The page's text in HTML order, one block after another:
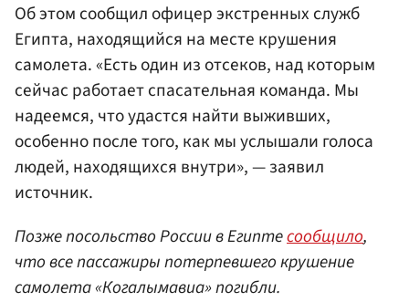
Об этом сообщил офицер экстренных служб
Египта, находящийся на месте крушения
самолета. «Есть один из отсеков, над которым
сейчас работает спасательная команда. Мы
надеемся, что удастся найти выживших,
особенно после того, как мы услышали голоса
людей, находящихся внутри», — заявил
источник.
Позже посольство России в Египтесообщило,
что все пассажиры потерпевшего крушение
самолета «Когалымавиа» погибли.